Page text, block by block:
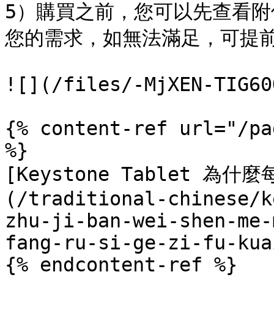
5）購買之前，您可以先查看
您的需求，如無法滿足，可提
![](/files/-MjXEN-
{% content-ref url="/
%}
[Keystone Tablet 為什麼每
(/traditional-chinese/
zhu-ji-ban-wei-shen-
fang-ru-si-ge-zi-fu-